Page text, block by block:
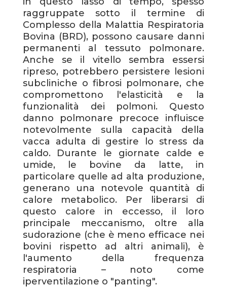
raggruppate sotto il termine di
Complesso della Malattia Respiratoria
Bovina (BRD), possono causare danni
permanenti al tessuto polmonare.
Anche se il vitello sembra essersi
ripreso, potrebbero persistere lesioni
subcliniche o fibrosi polmonare, che
compromettono l'elasticità e la
funzionalità dei polmoni. Questo
danno polmonare precoce influisce
notevolmente sulla capacità della
vacca adulta di gestire lo stress da
caldo. Durante le giornate calde e
umide, le bovine da latte, in
particolare quelle ad alta produzione,
generano una notevole quantità di
calore metabolico. Per liberarsi di
questo calore in eccesso, il loro
principale meccanismo, oltre alla
sudorazione (che è meno efficace nei
bovini rispetto ad altri animali), è
l'aumento della frequenza
respiratoria – noto come
iperventilazione o "panting".